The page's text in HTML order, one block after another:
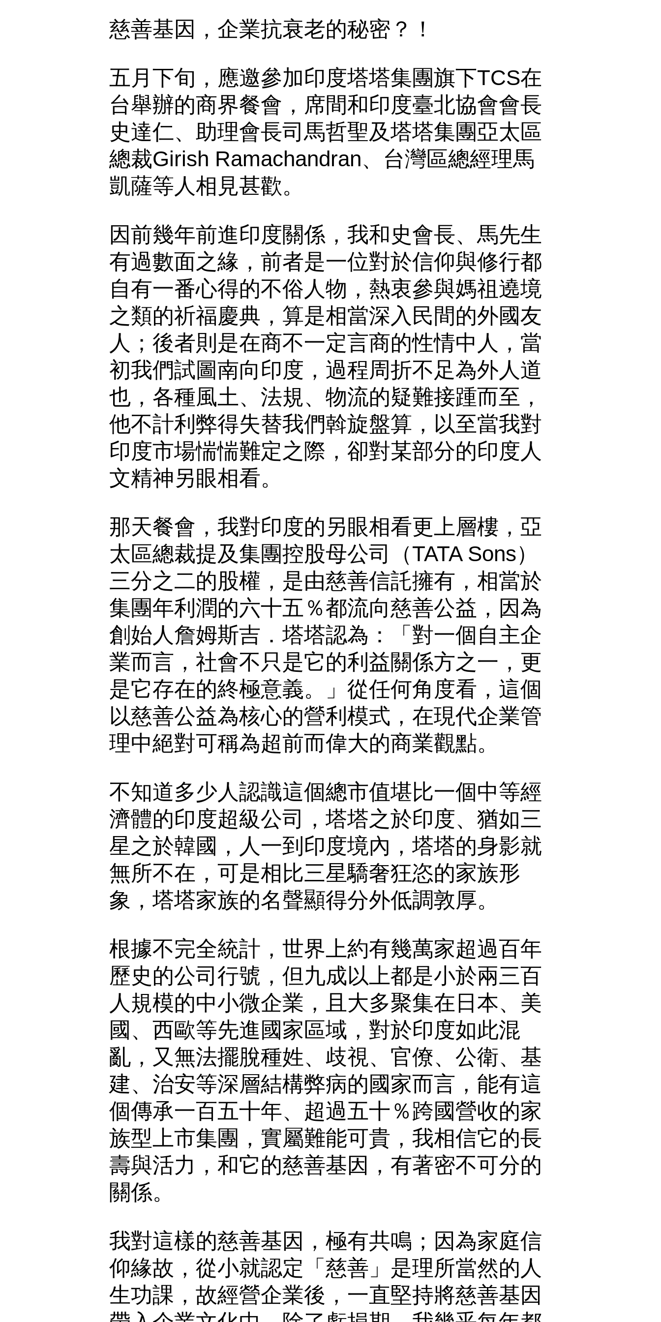
慈善基因，企業抗衰老的秘密？！
五月下旬，應邀參加印度塔塔集團旗下TCS在
台舉辦的商界餐會，席間和印度臺北協會會長
史達仁、助理會長司馬哲聖及塔塔集團亞太區
總裁Girish Ramachandran、台灣區總經理馬
凱薩等人相見甚歡。
因前幾年前進印度關係，我和史會長、馬先生
有過數面之緣，前者是一位對於信仰與修行都
自有一番心得的不俗人物，熱衷參與媽祖遶境
之類的祈福慶典，算是相當深入民間的外國友
人；後者則是在商不一定言商的性情中人，當
初我們試圖南向印度，過程周折不足為外人道
也，各種風土、法規、物流的疑難接踵而至，
他不計利弊得失替我們斡旋盤算，以至當我對
印度市場惴惴難定之際，卻對某部分的印度人
文精神另眼相看。
那天餐會，我對印度的另眼相看更上層樓，亞
太區總裁提及集團控股母公司（TATA Sons）
三分之二的股權，是由慈善信託擁有，相當於
集團年利潤的六十五％都流向慈善公益，因為
創始人詹姆斯吉．塔塔認為：「對一個自主企
業而言，社會不只是它的利益關係方之一，更
是它存在的終極意義。」從任何角度看，這個
以慈善公益為核心的營利模式，在現代企業管
理中絕對可稱為超前而偉大的商業觀點。
不知道多少人認識這個總市值堪比一個中等經
濟體的印度超級公司，塔塔之於印度、猶如三
星之於韓國，人一到印度境內，塔塔的身影就
無所不在，可是相比三星驕奢狂恣的家族形
象，塔塔家族的名聲顯得分外低調敦厚。
根據不完全統計，世界上約有幾萬家超過百年
歷史的公司行號，但九成以上都是小於兩三百
人規模的中小微企業，且大多聚集在日本、美
國、西歐等先進國家區域，對於印度如此混
亂，又無法擺脫種姓、歧視、官僚、公衛、基
建、治安等深層結構弊病的國家而言，能有這
個傳承一百五十年、超過五十％跨國營收的家
族型上市集團，實屬難能可貴，我相信它的長
壽與活力，和它的慈善基因，有著密不可分的
關係。
我對這樣的慈善基因，極有共鳴；因為家庭信
仰緣故，從小就認定「慈善」是理所當然的人
生功課，故經營企業後，一直堅持將慈善基因